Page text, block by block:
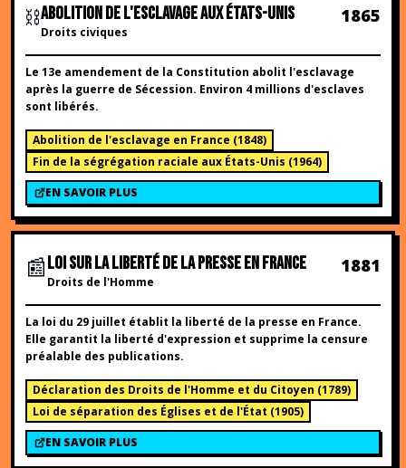
⛓️ABOLITION DE L'ESCLAVAGE AUX ÉTATS-UNIS
Droits civiques
1865
Le 13e amendement de la Constitution abolit l'esclavage
après la guerre de Sécession. Environ 4 millions d'esclaves
sont libérés.
Abolition de l'esclavage en France (1848)
Fin de la ségrégation raciale aux États-Unis (1964)
EN SAVOIR PLUS
📰LOI SUR LA LIBERTÉ DE LA PRESSE EN FRANCE
Droits de l'Homme
1881
La loi du 29 juillet établit la liberté de la presse en France.
Elle garantit la liberté d'expression et supprime la censure
préalable des publications.
Déclaration des Droits de l'Homme et du Citoyen (1789)
Loi de séparation des Églises et de l'État (1905)
EN SAVOIR PLUS